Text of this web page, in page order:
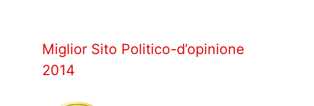
Miglior Sito Politico-d’opinione
2014